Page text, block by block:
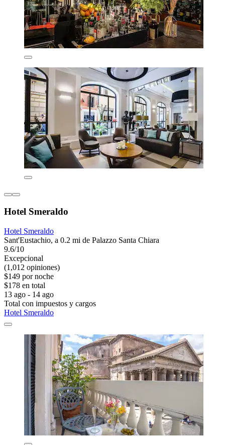
Hotel Smeraldo
Hotel Smeraldo
Sant'Eustachio, a 0.2 mi de Palazzo Santa Chiara
9.6/10
Excepcional
(1,012 opiniones)
$149 por noche
$178 en total
13 ago - 14 ago
Total con impuestos y cargos
Hotel Smeraldo